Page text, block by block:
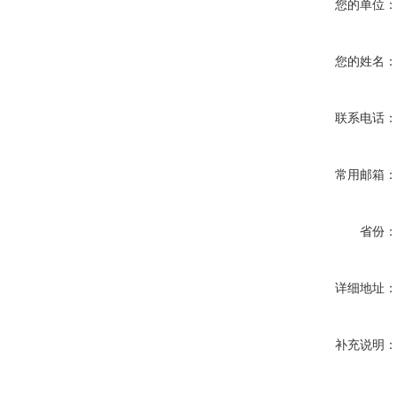
您的单位：
您的姓名：
联系电话：
常用邮箱：
省份：
详细地址：
补充说明：